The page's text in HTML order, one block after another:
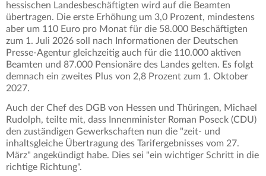
hessischen Landesbeschäftigten wird auf die Beamten
übertragen. Die erste Erhöhung um 3,0 Prozent, mindestens
aber um 110 Euro pro Monat für die 58.000 Beschäftigten
zum 1. Juli 2026 soll nach Informationen der Deutschen
Presse-Agentur gleichzeitig auch für die 110.000 aktiven
Beamten und 87.000 Pensionäre des Landes gelten. Es folgt
demnach ein zweites Plus von 2,8 Prozent zum 1. Oktober
2027.
Auch der Chef des DGB von Hessen und Thüringen, Michael
Rudolph, teilte mit, dass Innenminister Roman Poseck (CDU)
den zuständigen Gewerkschaften nun die "zeit- und
inhaltsgleiche Übertragung des Tarifergebnisses vom 27.
März" angekündigt habe. Dies sei "ein wichtiger Schritt in die
richtige Richtung".